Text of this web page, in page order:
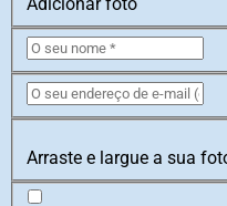
Adicionar foto
Arraste e largue a sua